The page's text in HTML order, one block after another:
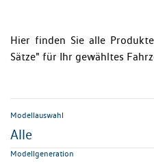
Hier finden Sie alle
Sätze" für Ihr gewähltes
Modellauswahl
Alle
Modellgeneration